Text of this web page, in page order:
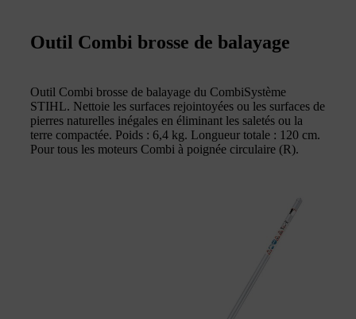
Outil Combi brosse de balayage
Outil Combi brosse de balayage du CombiSystème
STIHL. Nettoie les surfaces rejointoyées ou les surfaces de
pierres naturelles inégales en éliminant les saletés ou la
terre compactée. Poids : 6,4 kg. Longueur totale : 120 cm.
Pour tous les moteurs Combi à poignée circulaire (R).